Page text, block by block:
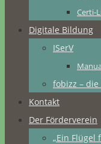
Certi-
Digitale Bildung
ISerV
fobizz –
Kontakt
Der Förderverein
„Ein Flügel